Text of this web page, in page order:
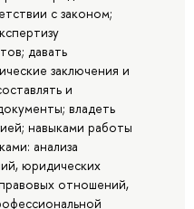
с законом;
давать
заключения и
и
владеть
навыками работы
анализа
юридических
отношений,